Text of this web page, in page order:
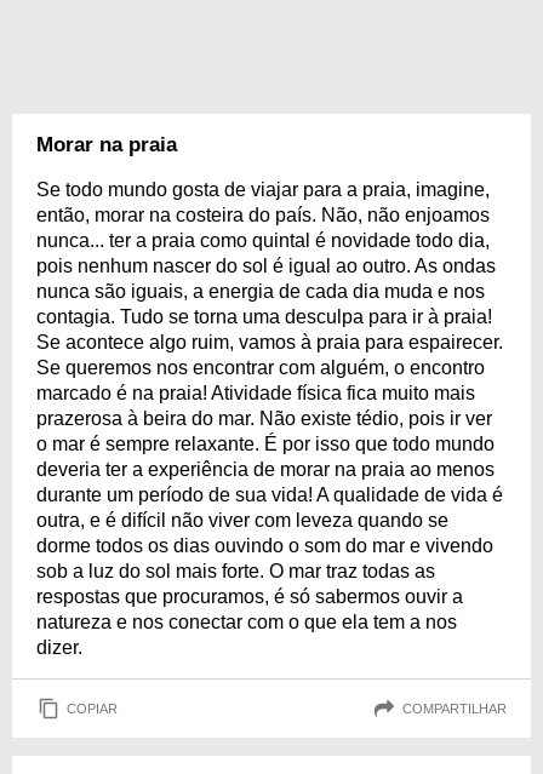
Morar na praia
Se todo mundo gosta de viajar para a praia, imagine,
então, morar na costeira do país. Não, não enjoamos
nunca... ter a praia como quintal é novidade todo dia,
pois nenhum nascer do sol é igual ao outro. As ondas
nunca são iguais, a energia de cada dia muda e nos
contagia. Tudo se torna uma desculpa para ir à praia!
Se acontece algo ruim, vamos à praia para espairecer.
Se queremos nos encontrar com alguém, o encontro
marcado é na praia! Atividade física fica muito mais
prazerosa à beira do mar. Não existe tédio, pois ir ver
o mar é sempre relaxante. É por isso que todo mundo
deveria ter a experiência de morar na praia ao menos
durante um período de sua vida! A qualidade de vida é
outra, e é difícil não viver com leveza quando se
dorme todos os dias ouvindo o som do mar e vivendo
sob a luz do sol mais forte. O mar traz todas as
respostas que procuramos, é só sabermos ouvir a
natureza e nos conectar com o que ela tem a nos
dizer.
COPIAR COMPARTILHAR